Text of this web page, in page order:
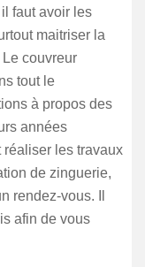
faut avoir les
maitriser la
couvreur
tout le
à propos des
années
réaliser les travaux
de zinguerie,
rendez-vous. Il
afin de vous